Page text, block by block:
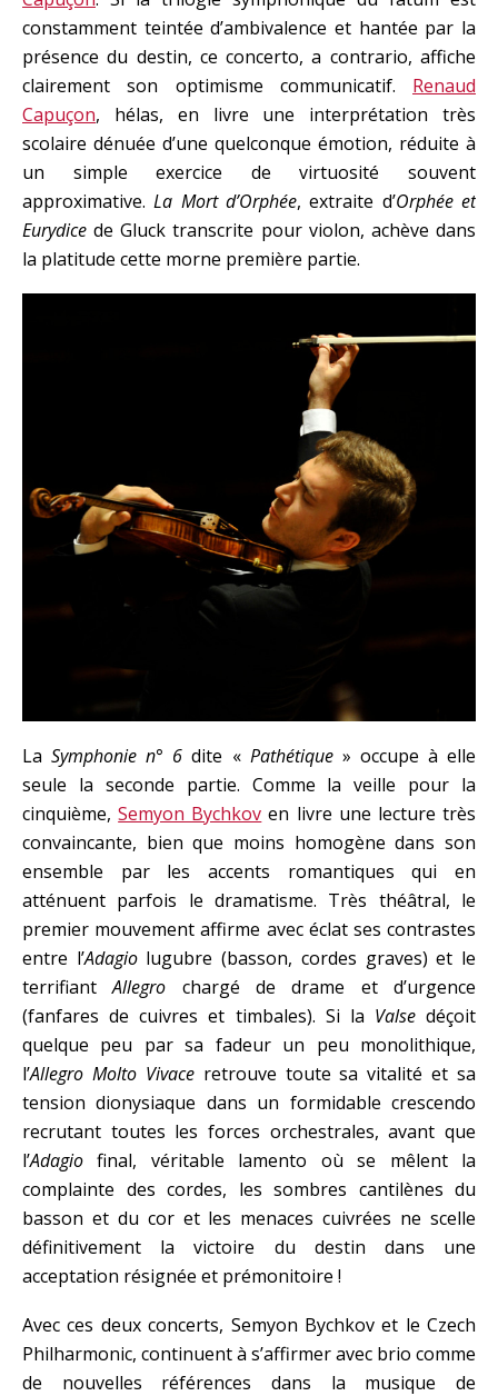
constamment teintée d’ambivalence et hantée par la
présence du destin, ce concerto, a contrario, affiche
clairement son optimisme communicatif. Renaud
Capuçon, hélas, en livre une interprétation très
scolaire dénuée d’une quelconque émotion, réduite à
un simple exercice de virtuosité souvent
approximative.La Mort d’Orphée, extraite d’Orphée et
Eurydice de Gluck transcrite pour violon, achève dans
la platitude cette morne première partie.
LaSymphonie n° 6 dite « Pathétique» occupe à elle
seule la seconde partie. Comme la veille pour la
cinquième,Semyon Bychkov en livre une lecture très
convaincante, bien que moins homogène dans son
ensemble par les accents romantiques qui en
atténuent parfois le dramatisme. Très théâtral, le
premier mouvement affirme avec éclat ses contrastes
entre l’Adagiolugubre (basson, cordes graves) et le
terrifiantAllegro chargé de drame et d’urgence
(fanfares de cuivres et timbales). Si la Valsedéçoit
quelque peu par sa fadeur un peu monolithique,
l’Allegro Molto Vivace retrouve toute sa vitalité et sa
tension dionysiaque dans un formidable crescendo
recrutant toutes les forces orchestrales, avant que
l’Adagio final, véritable lamento où se mêlent la
complainte des cordes, les sombres cantilènes du
basson et du cor et les menaces cuivrées ne scelle
définitivement la victoire du destin dans une
acceptation résignée et prémonitoire !
Avec ces deux concerts, Semyon Bychkov et le Czech
Philharmonic, continuent à s’affirmer avec brio comme
de nouvelles références dans la musique de